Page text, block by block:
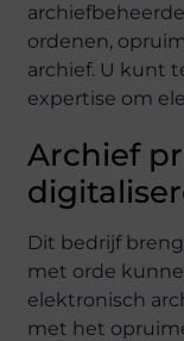
ordenen,
archief. U kunt
expertise om
Archief
Dit bedrijf
met orde
elektronisch
met het